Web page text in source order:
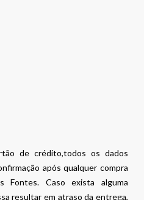
de crédito,todos os dados
após qualquer compra
Fontes. Caso exista alguma
resultar em atraso da entrega,